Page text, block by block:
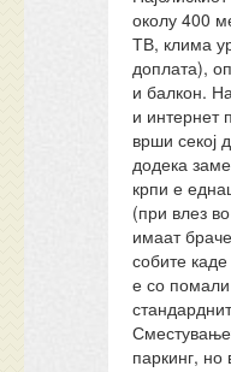
околу 400
ТВ, клима
доплата),
и балкон.
и интернет
врши секој
додека
крпи е
(при влез
имаат
собите
е со
паркинг, но